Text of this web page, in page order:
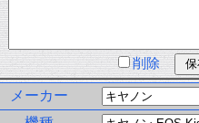
削除
メーカー